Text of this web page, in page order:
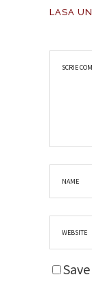
LASA